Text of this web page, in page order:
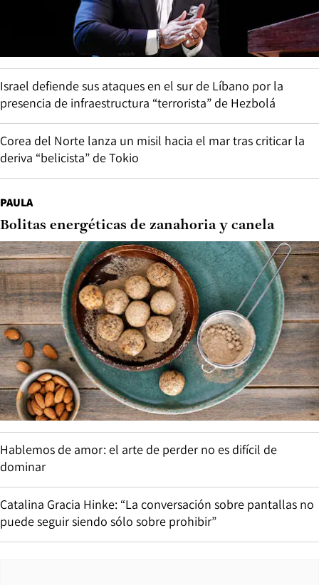
Israel defiende sus ataques en el sur de Líbano por la
presencia de infraestructura “terrorista” de Hezbolá
Corea del Norte lanza un misil hacia el mar tras criticar la
deriva “belicista” de Tokio
PAULA
Bolitas energéticas de zanahoria y canela
Hablemos de amor: el arte de perder no es difícil de
dominar
Catalina Gracia Hinke: “La conversación sobre pantallas no
puede seguir siendo sólo sobre prohibir”